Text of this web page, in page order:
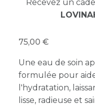
Recevez un
75,00
Une eau de soin
formulée pour
l'hydratation,
lisse, radieuse et